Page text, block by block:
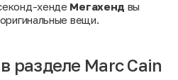
хенде Мегахенд вы
вещи.
разделе Marc Cain